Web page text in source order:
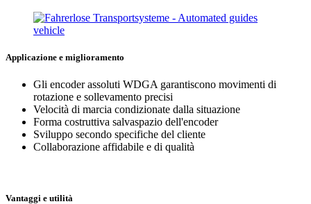
Applicazione e miglioramento
Gli encoder assoluti WDGA garantiscono movimenti di
rotazione e sollevamento precisi
Velocità di marcia condizionate dalla situazione
Forma costruttiva salvaspazio dell'encoder
Sviluppo secondo specifiche del cliente
Collaborazione affidabile e di qualità
Vantaggi e utilità